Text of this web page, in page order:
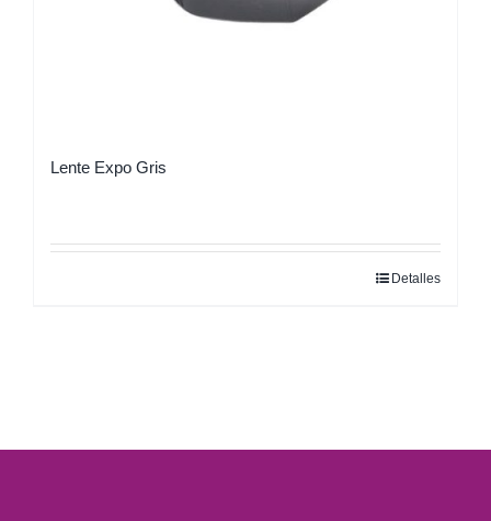
Lente Expo Gris
Detalles